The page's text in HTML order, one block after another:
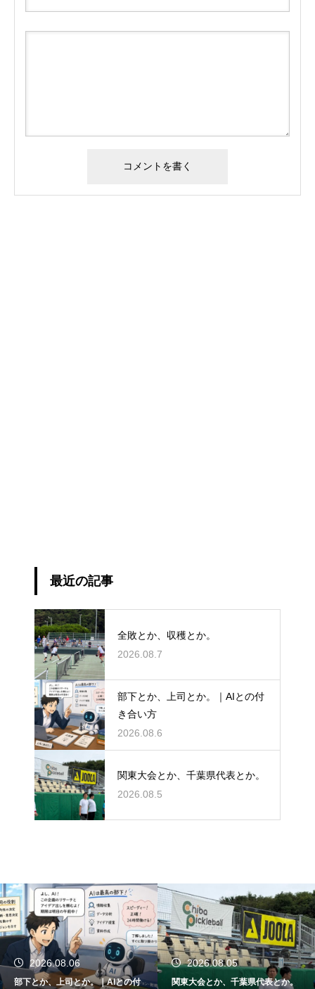
最近の記事
全敗とか、収穫とか。
2026.08.7
部下とか、上司とか。｜AIとの付
き合い方
2026.08.6
関東大会とか、千葉県代表とか。
2026.08.5
2026.08.05
関東大会とか、千葉県代表とか。
2026.08.04
SOLINCO HYPER-G、かなり良か